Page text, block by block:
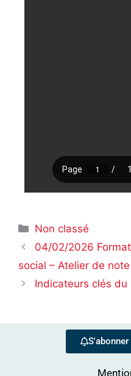
Non classé
04/02/2026
social – Atelier de note
Indicateurs clés du